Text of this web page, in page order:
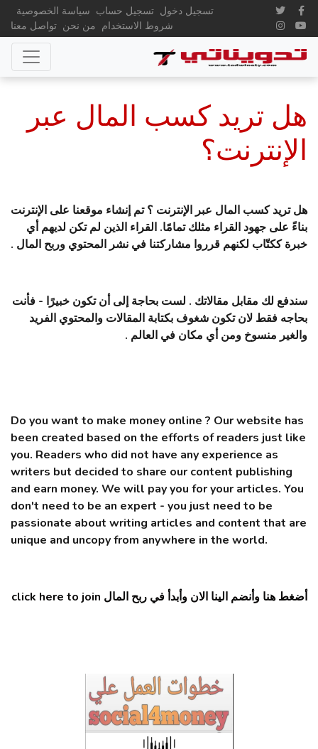
تسجيل دخول تسجيل حساب سياسة الخصوصية
شروط الاستخدام من نحن تواصل معنا
هل تريد كسب المال عبر
الإنترنت؟
هل تريد كسب المال عبر الإنترنت ؟ تم إنشاء موقعنا على الإنترنت
بناءً على جهود القراء مثلك تمامًا. القراء الذين لم تكن لديهم أي
خبرة ككتّاب لكنهم قرروا مشاركتنا في نشر المحتوي وربح المال .
سندفع لك مقابل مقالاتك . لست بحاجة إلى أن تكون خبيرًا - فأنت
بحاجه فقط لان تكون شغوف بكتابة المقالات والمحتوي الفريد
والغير منسوخ ومن أي مكان في العالم .
Do you want to make money online ? Our website has
been created based on the efforts of readers just like
you. Readers who did not have any experience as
writers but decided to share our content publishing
and earn money. We will pay you for your articles. You
don't need to be an expert - you just need to be
passionate about writing articles and content that are
unique and uncopy from anywhere in the world.
أضغط هنا وأنضم الينا الان وأبدأ في ربح المال click here to join